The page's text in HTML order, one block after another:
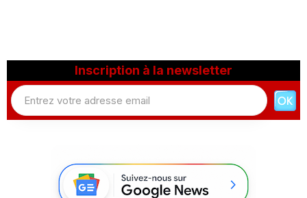
Inscription à la newsletter